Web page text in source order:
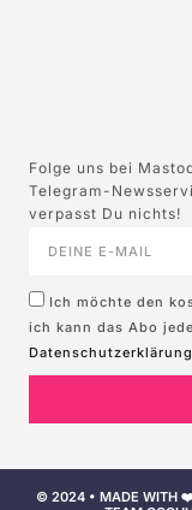
Folge uns bei
Telegram-
verpasst Du nichts!
Ich möchte den
ich kann das Abo
Datenschutzerklärung
© 2024 • MADE WITH